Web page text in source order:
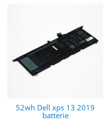
52wh Dell xps 13 2019
batterie